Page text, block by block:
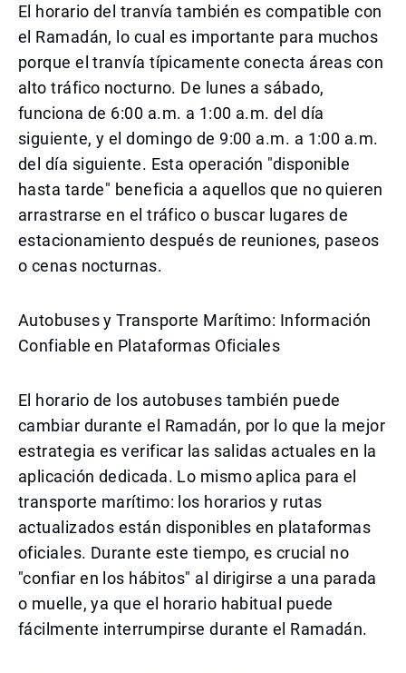
El horario del tranvía también es compatible con
el Ramadán, lo cual es importante para muchos
porque el tranvía típicamente conecta áreas con
alto tráfico nocturno. De lunes a sábado,
funciona de 6:00 a.m. a 1:00 a.m. del día
siguiente, y el domingo de 9:00 a.m. a 1:00 a.m.
del día siguiente. Esta operación "disponible
hasta tarde" beneficia a aquellos que no quieren
arrastrarse en el tráfico o buscar lugares de
estacionamiento después de reuniones, paseos
o cenas nocturnas.
Autobuses y Transporte Marítimo: Información
Confiable en Plataformas Oficiales
El horario de los autobuses también puede
cambiar durante el Ramadán, por lo que la mejor
estrategia es verificar las salidas actuales en la
aplicación dedicada. Lo mismo aplica para el
transporte marítimo: los horarios y rutas
actualizados están disponibles en plataformas
oficiales. Durante este tiempo, es crucial no
"confiar en los hábitos" al dirigirse a una parada
o muelle, ya que el horario habitual puede
fácilmente interrumpirse durante el Ramadán.